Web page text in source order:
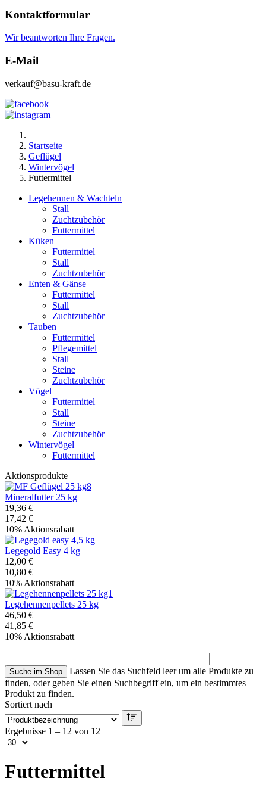
Kontaktformular
Wir beantworten Ihre Fragen.
E-Mail
verkauf@basu-kraft.de
Startseite
Geflügel
Wintervögel
Futtermittel
Legehennen & Wachteln
Stall
Zuchtzubehör
Futtermittel
Küken
Futtermittel
Stall
Zuchtzubehör
Enten & Gänse
Futtermittel
Stall
Zuchtzubehör
Tauben
Futtermittel
Pflegemittel
Stall
Steine
Zuchtzubehör
Vögel
Futtermittel
Stall
Steine
Zuchtzubehör
Wintervögel
Futtermittel
Aktionsprodukte
Mineralfutter 25 kg
19,36 €
17,42 €
10% Aktionsrabatt
Legegold Easy 4 kg
12,00 €
10,80 €
10% Aktionsrabatt
Legehennenpellets 25 kg
46,50 €
41,85 €
10% Aktionsrabatt
Lassen Sie das Suchfeld leer um alle Produkte zu
finden, oder geben Sie einen Suchbegriff ein, um ein bestimmtes
Produkt zu finden.
Sortiert nach
Ergebnisse 1 – 12 von 12
Futtermittel